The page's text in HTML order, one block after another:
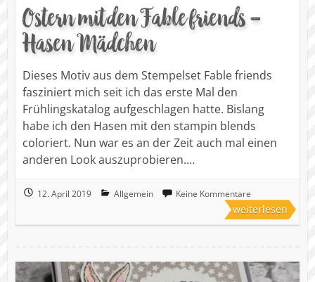
Ostern mit den Fable friends -
Hasen Mädchen
Dieses Motiv aus dem Stempelset Fable friends
fasziniert mich seit ich das erste Mal den
Frühlingskatalog aufgeschlagen hatte. Bislang
habe ich den Hasen mit den stampin blends
coloriert. Nun war es an der Zeit auch mal einen
anderen Look auszuprobieren.…
12. April 2019 Allgemein Keine Kommentare
weiterlesen